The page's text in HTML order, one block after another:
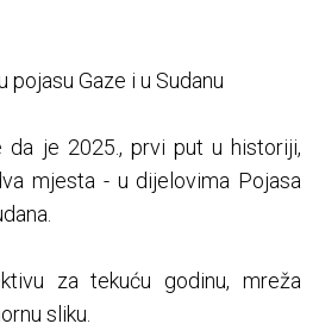
pojasu Gaze i u Sudanu
je 2025., prvi put u historiji,
mjesta - u dijelovima Pojasa
za tekuću godinu, mreža
sliku.